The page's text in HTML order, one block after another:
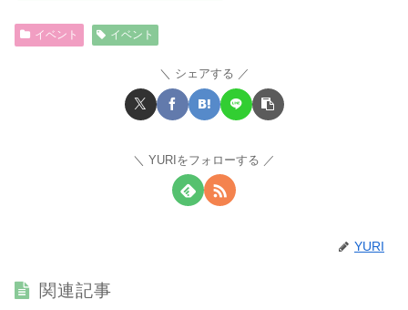
イベント イベント
シェアする
YURIをフォローする
YURI
関連記事